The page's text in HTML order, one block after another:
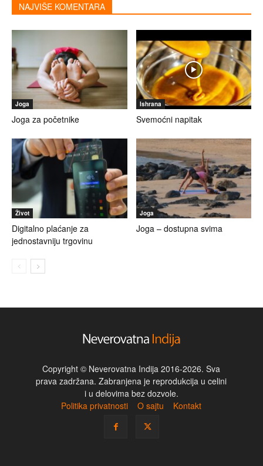
NAJVIŠE KOMENTARA
Joga
Joga za početnike
Ishrana
Svemoćni napitak
Život
Digitalno plaćanje za
jednostavniju trgovinu
Joga
Joga – dostupna svima
Copyright © Neverovatna Indija 2016-2026. Sva
prava zadržana. Zabranjena je reprodukcija u celini
i u delovima bez dozvole.
Politika privatnosti
O sajtu Kontakt